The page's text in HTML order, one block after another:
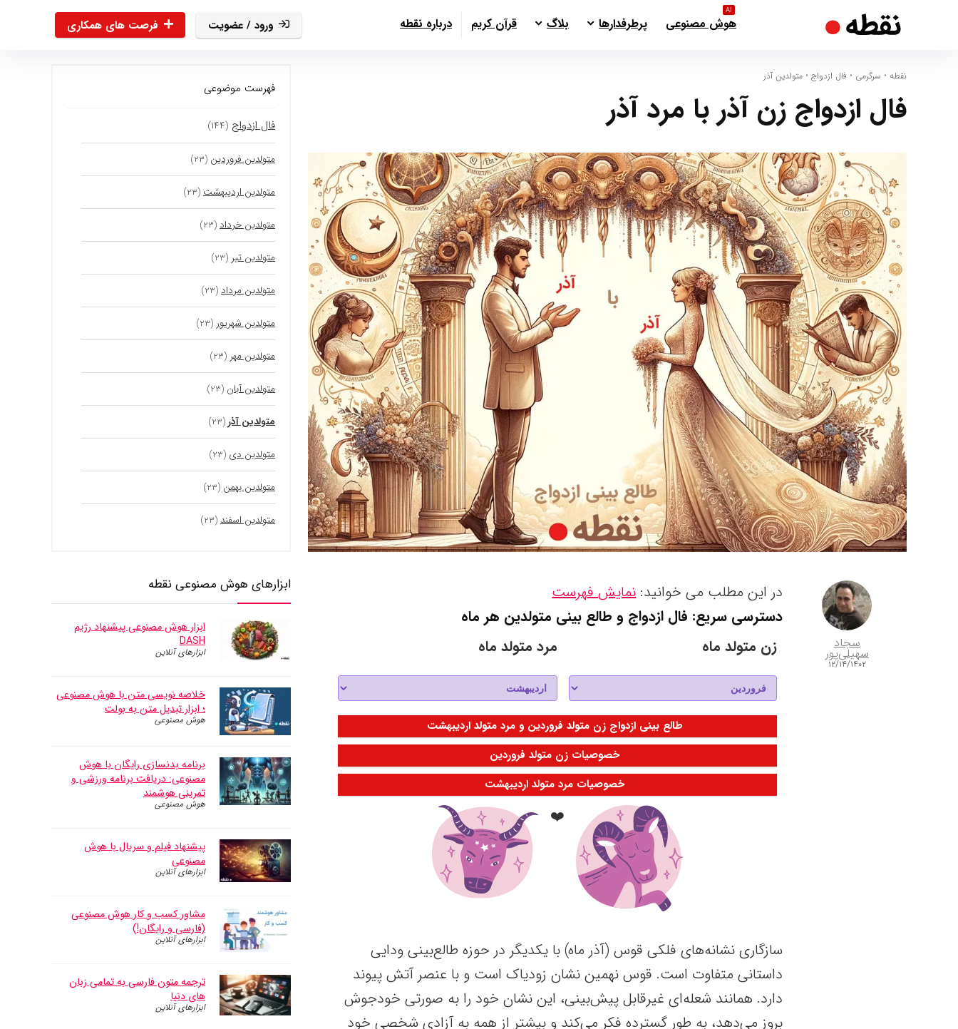
هوش مصنوعی
AI
پرطرفدارها بلاگ قرآن کریم درباره نقطه ورود / عضویت فرصت های همکاری
نقطه • سرگرمی • فال ازدواج • متولدین آذر
فال ازدواج زن آذر با مرد آذر
سجاد
سهیلی‌پور
۱۲/۱۴/۱۴۰۲
در این مطلب می خوانید: نمایش فهرست
دسترسی سریع: فال ازدواج و طالع بینی متولدین هر ماه
زن متولد ماه
مرد متولد ماه
طالع بینی ازدواج زن متولد فروردین و مرد متولد اردیبهشت
خصوصیات زن متولد فروردین
خصوصیات مرد متولد اردیبهشت
❤️
سازگاری نشانه‌های فلکی قوس (آذر ماه) با یکدیگر در حوزه طالع‌بینی ودایی
داستانی متفاوت است. قوس نهمین نشان زودیاک است و با عنصر آتش پیوند
دارد. همانند شعله‌ای غیرقابل پیش‌بینی، این نشان خود را به صورتی خودجوش
بروز می‌دهد، به طور گسترده فکر می‌کند و بیشتر از همه به آزادی شخصی خود
فهرست موضوعی
فال ازدواج (۱۴۴)
متولدین فروردین (۲۳)
متولدین اردیبهشت (۲۳)
متولدین خرداد (۲۳)
متولدین تیر (۲۳)
متولدین مرداد (۲۳)
متولدین شهریور (۲۳)
متولدین مهر (۲۳)
متولدین آبان (۲۳)
متولدین آذر (۲۳)
متولدین دی (۲۳)
متولدین بهمن (۲۳)
متولدین اسفند (۲۳)
ابزارهای هوش مصنوعی نقطه
ابزار هوش مصنوعی پیشنهاد رژیم
DASH
ابزارهای آنلاین
خلاصه نویسی متن با هوش مصنوعی
؛ ابزار تبدیل متن به بولت
هوش مصنوعی
برنامه بدنسازی رایگان با هوش
مصنوعی: دریافت برنامه ورزشی و
تمرینی هوشمند
هوش مصنوعی
پیشنهاد فیلم و سریال با هوش
مصنوعی
ابزارهای آنلاین
مشاور کسب و کار‌ هوش مصنوعی
(فارسی و رایگان!)
ابزارهای آنلاین
ترجمه متون فارسی به تمامی زبان
های دنیا
ابزارهای آنلاین